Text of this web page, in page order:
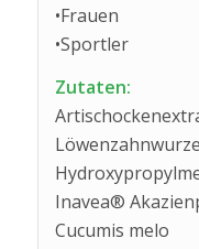
•Frauen
•Sportler
Zutaten:
Inavea®
Cucumis melo